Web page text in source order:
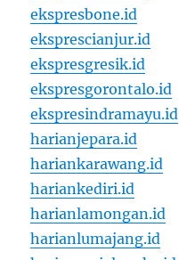
ekspresbone.id
eksprescianjur.id
ekspresgresik.id
ekspresgorontalo.id
ekspresindramayu.id
harianjepara.id
hariankarawang.id
hariankediri.id
harianlamongan.id
harianlumajang.id